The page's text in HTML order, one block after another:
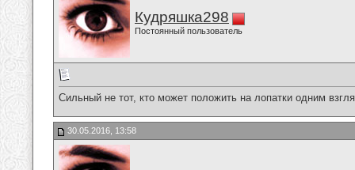
Кудряшка298
Постоянный пользователь
Сильный не тот, кто может положить на лопатки одним
30.05.2016, 13:58